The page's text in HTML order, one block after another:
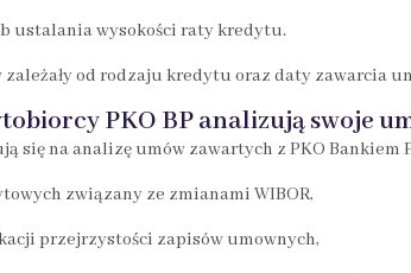
ustalania wysokości raty kredytu.
zależały od rodzaju kredytu oraz daty zawarcia
PKO BP analizują swoje
się na analizę umów zawartych z PKO Bankiem
związany ze zmianami WIBOR,
przejrzystości zapisów umownych,